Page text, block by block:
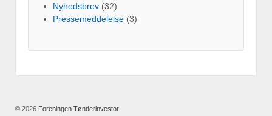
Nyhedsbrev (32)
Pressemeddelelse (3)
© 2026 Foreningen Tønderinvestor